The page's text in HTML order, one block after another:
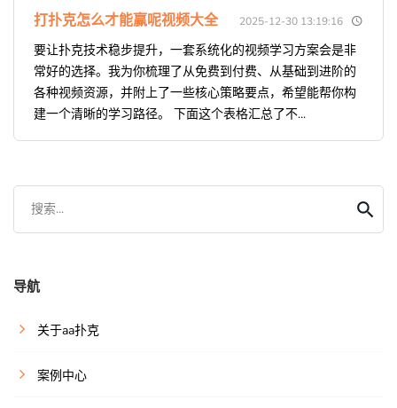
打扑克怎么才能赢呢视频大全 2025-12-30 13:19:16
要让扑克技术稳步提升，一套系统化的视频学习方案会是非
常好的选择。我为你梳理了从免费到付费、从基础到进阶的
各种视频资源，并附上了一些核心策略要点，希望能帮你构
建一个清晰的学习路径。 下面这个表格汇总了不...
搜索...
导航
关于aa扑克
案例中心